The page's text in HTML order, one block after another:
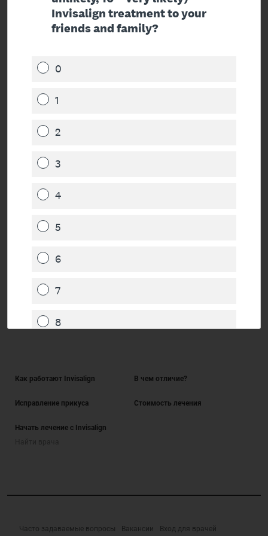
Как работают Invisalign В чем отличие?
Исправление прикуса Стоимость лечения
Начать лечение с Invisalign
Часто задаваемые вопросы Вакансии Вход для врачей